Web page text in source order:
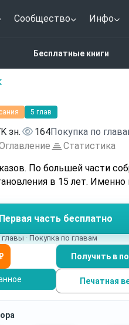
Сообщество Инфо
Бесплатные книги
5 глав
зн. 164Покупка по
Статистика
По большей части
в 15 лет. Именно
Первая часть бесплатно
· Покупка по главам
Получить в
Печатная